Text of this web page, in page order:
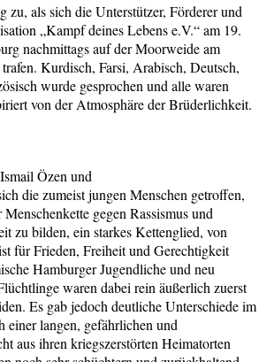
zu, als sich die Unterstützer, Förderer und
„Kampf deines Lebens e.V.“ am 19.
nachmittags auf der Moorweide am
Kurdisch, Farsi, Arabisch, Deutsch,
wurde gesprochen und alle waren
von der Atmosphäre der Brüderlichkeit.
Özen und
die zumeist jungen Menschen getroffen,
gegen Rassismus und
zu bilden, ein starkes Kettenglied, von
für Frieden, Freiheit und Gerechtigkeit
Hamburger Jugendliche und neu
waren dabei rein äußerlich zuerst
Es gab jedoch deutliche Unterschiede im
einer langen, gefährlichen und
aus ihren kriegszerstörten Heimatorten